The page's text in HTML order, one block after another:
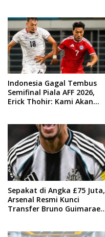
Indonesia Gagal Tembus
Semifinal Piala AFF 2026,
Erick Thohir: Kami Akan
Sepakat di Angka £75 Juta,
Arsenal Resmi Kunci
Transfer Bruno Guimaraes